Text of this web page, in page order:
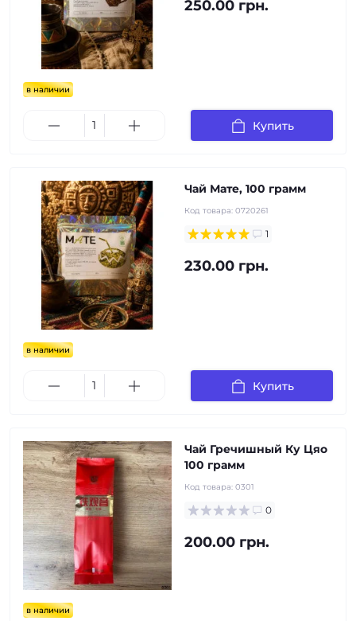
в наличии
250.00 грн.
Купить
в наличии
Чай Мате, 100 грамм
Код товара: 0720261
1
230.00 грн.
Купить
в наличии
Чай Гречишный Ку Цяо
100 грамм
Код товара: 0301
0
200.00 грн.